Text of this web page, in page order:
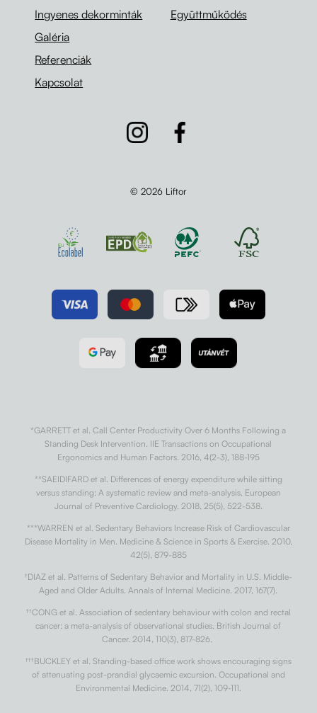
Ingyenes dekorminták
Galéria
Referenciák
Kapcsolat
Együttműködés
© 2026 Liftor
*GARRETT et al. Call Center Productivity Over 6 Months Following a
Standing Desk Intervention. IIE Transactions on Occupational
Ergonomics and Human Factors. 2016, 4(2-3), 188-195
**SAEIDIFARD et al. Differences of energy expenditure while sitting
versus standing: A systematic review and meta-analysis. European
Journal of Preventive Cardiology. 2018, 25(5), 522-538.
***WARREN et al. Sedentary Behaviors Increase Risk of Cardiovascular
Disease Mortality in Men. Medicine & Science in Sports & Exercise. 2010,
42(5), 879-885
†DIAZ et al. Patterns of Sedentary Behavior and Mortality in U.S. Middle-
Aged and Older Adults. Annals of Internal Medicine. 2017, 167(7).
††CONG et al. Association of sedentary behaviour with colon and rectal
cancer: a meta-analysis of observational studies. British Journal of
Cancer. 2014, 110(3), 817-826.
†††BUCKLEY et al. Standing-based office work shows encouraging signs
of attenuating post-prandial glycaemic excursion. Occupational and
Environmental Medicine. 2014, 71(2), 109-111.